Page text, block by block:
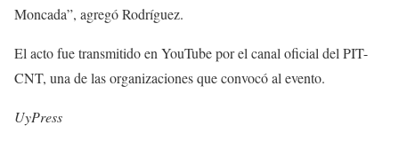
Moncada”, agregó Rodríguez.
El acto fue transmitido en YouTube por el canal oficial del PIT-
CNT, una de las organizaciones que convocó al evento.
UyPress